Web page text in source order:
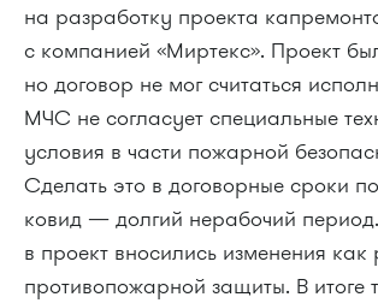
на разработку проекта
с компанией «Миртекс». Проект
но договор не мог считаться
МЧС не согласует специальные
условия в части пожарной
Сделать это в договорные сроки
ковид — долгий нерабочий
в проект вносились изменения
противопожарной защиты. В итоге